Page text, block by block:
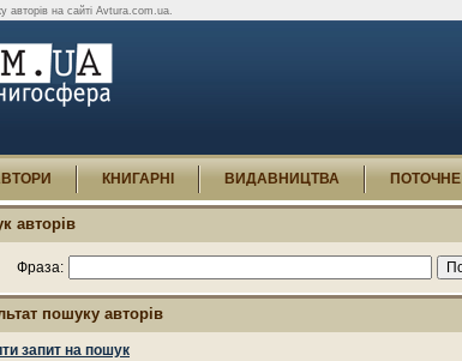
авторів на сайті Avtura.com.ua.
КНИГАРНІ ВИДАВНИЦТВА ПОТОЧНЕ
авторів
Фраза:
пошуку авторів
запит на пошук